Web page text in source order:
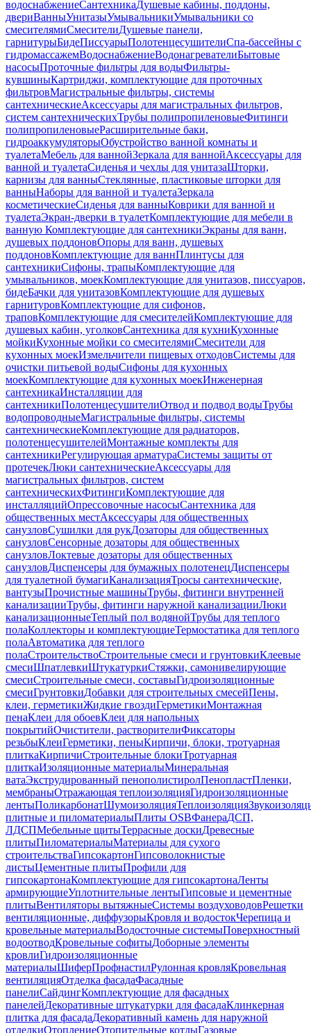
водоснабжениеСантехникаДушевые кабины, поддоны,
двериВанныУнитазыУмывальникиУмывальники со
смесителямиСмесителиДушевые панели,
гарнитурыБидеПиссуарыПолотенцесушителиСпа-бассейны с
гидромассажемВодоснабжениеВодонагревателиБытовые
насосыПроточные фильтры для водыФильтры-
кувшиныКартриджи, комплектующие для проточных
фильтровМагистральные фильтры, системы
сантехническиеАксессуары для магистральных фильтров,
систем сантехническихТрубы полипропиленовыеФитинги
полипропиленовыеРасширительные баки,
гидроаккумуляторыОбустройство ванной комнаты и
туалетаМебель для ваннойЗеркала для ваннойАксессуары для
ванной и туалетаСиденья и чехлы для унитазаШторки,
карнизы для ванныСтеклянные, пластиковые шторки для
ванныНаборы для ванной и туалетаЗеркала
косметическиеСиденья для ванныКоврики для ванной и
туалетаЭкран-дверки в туалетКомплектующие для мебели в
ванную Комплектующие для сантехникиЭкраны для ванн,
душевых поддоновОпоры для ванн, душевых
поддоновКомплектующие для ваннПлинтусы для
сантехникиСифоны, трапыКомплектующие для
умывальников, моекКомплектующие для унитазов, писсуаров,
бидеБачки для унитазовКомплектующие для душевых
гарнитуровКомплектующие для сифонов,
траповКомплектующие для смесителейКомплектующие для
душевых кабин, уголковСантехника для кухниКухонные
мойкиКухонные мойки со смесителямиСмесители для
кухонных моекИзмельчители пищевых отходовСистемы для
очистки питьевой водыСифоны для кухонных
моекКомплектующие для кухонных моекИнженерная
сантехникаИнсталляции для
сантехникиПолотенцесушителиОтвод и подвод водыТрубы
водопроводныеМагистральные фильтры, системы
сантехническиеКомплектующие для радиаторов,
полотенцесушителейМонтажные комплекты для
сантехникиРегулирующая арматураСистемы защиты от
протечекЛюки сантехническиеАксессуары для
магистральных фильтров, систем
сантехническихФитингиКомплектующие для
инсталляцийОпрессовочные насосыСантехника для
общественных местАксессуары для общественных
санузловСушилки для рукДозаторы для общественных
санузловСенсорные дозаторы для общественных
санузловЛоктевые дозаторы для общественных
санузловДиспенсеры для бумажных полотенецДиспенсеры
для туалетной бумагиКанализацияТросы сантехнические,
вантузыПрочистные машиныТрубы, фитинги внутренней
канализацииТрубы, фитинги наружной канализацииЛюки
канализационныеТеплый пол водянойТрубы для теплого
полаКоллекторы и комплектующиеТермостатика для теплого
полаАвтоматика для теплого
полаСтроительствоСтроительные смеси и грунтовкиКлеевые
смесиШпатлевкиШтукатуркиСтяжки, самонивелирующие
смесиСтроительные смеси, составыГидроизоляционные
смесиГрунтовкиДобавки для строительных смесейПены,
клеи, герметикиЖидкие гвоздиГерметикиМонтажная
пенаКлеи для обоевКлеи для напольных
покрытийОчистители, растворителиФиксаторы
резьбыКлеиГерметики, пеныКирпичи, блоки, тротуарная
плиткаКирпичиСтроительные блокиТротуарная
плиткаИзоляционные материалыМинеральная
ватаЭкструдированный пенополистиролПенопластПленки,
мембраныОтражающая теплоизоляцияГидроизоляционные
лентыПоликарбонатШумоизоляцияТеплоизоляция
плитные и пиломатериалыПлиты OSBФанераДСП,
ЛДСПМебельные щитыТеррасные доскиДревесные
плитыПиломатериалыМатериалы для сухого
строительстваГипсокартонГипсоволокнистые
листыЦементные плитыПрофили для
гипсокартонаКомплектующие для гипсокартонаЛенты
армирующиеУплотнительные лентыГипсовые и цементные
плитыВентиляторы вытяжныеСистемы воздуховодовРешетки
вентиляционные, диффузорыКровля и водостокЧерепица и
кровельные материалыВодосточные системыПоверхностный
водоотводКровельные софитыДоборные элементы
кровлиГидроизоляционные
материалыШиферПрофнастилРулонная кровляКровельная
вентиляцияОтделка фасадаФасадные
панелиСайдингКомплектующие для фасадных
панелейДекоративные штукатурки для фасадаКлинкерная
плитка для фасадаДекоративный камень для наружной
отделкиОтоплениеОтопительные котлыГазовые